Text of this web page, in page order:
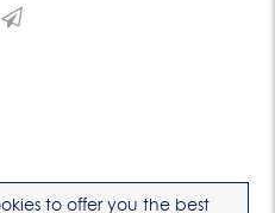
to offer you the best